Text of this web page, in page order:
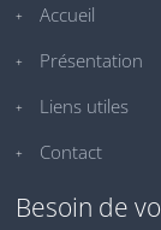
Accueil
Présentation
Liens utiles
Contact
Besoin de